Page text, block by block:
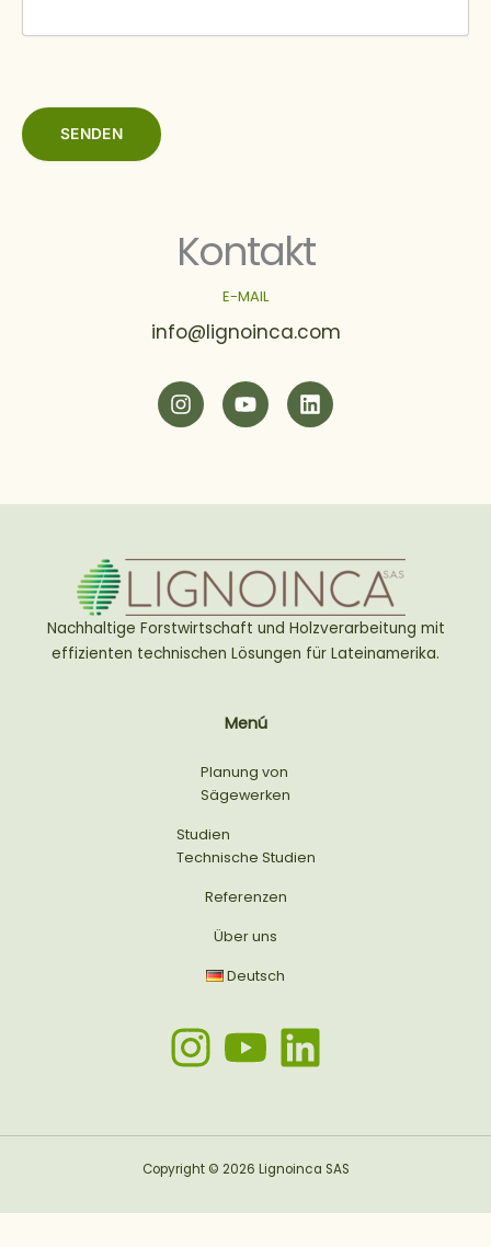
Kontakt
E-MAIL
info@lignoinca.com
I
n
s
r
Y
o
u
e
L
i
n
i
Nachhaltige Forstwirtschaft und Holzverarbeitung mit
effizienten technischen Lösungen für Lateinamerika.
Menú
Planung von
Sägewerken
Studien
Technische Studien
Referenzen
Über uns
Deutsch
Copyright © 2026 Lignoinca SAS